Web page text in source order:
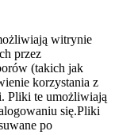
witrynie
przez
(takich jak
korzystania z
Pliki te umożliwiają
się.Pliki
po